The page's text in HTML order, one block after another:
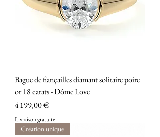
Bague de fiançailles diamant solitaire poire
or 18 carats - Dôme Love
Prix
4 199,00 €
Livraison gratuite
Création unique